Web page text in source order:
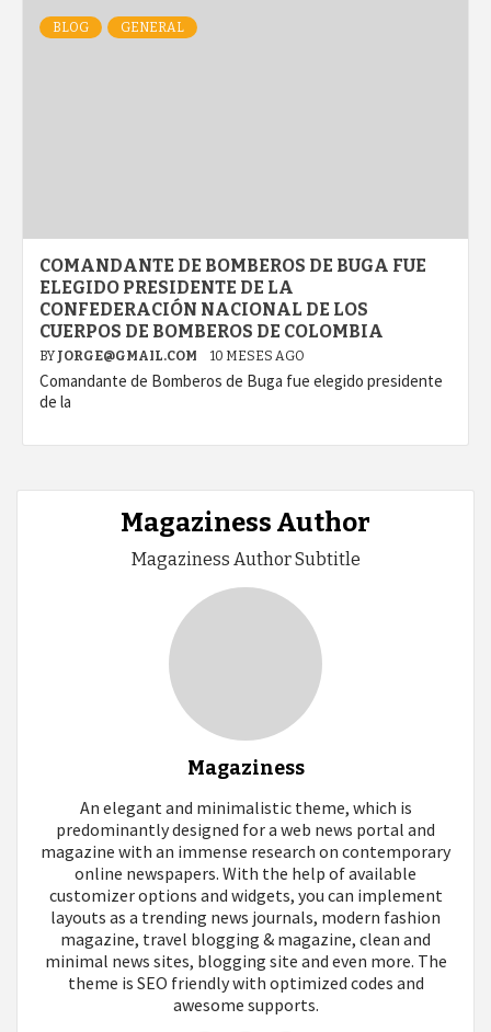
BLOG GENERAL
COMANDANTE DE BOMBEROS DE BUGA FUE
ELEGIDO PRESIDENTE DE LA
CONFEDERACIÓN NACIONAL DE LOS
CUERPOS DE BOMBEROS DE COLOMBIA
BY JORGE@GMAIL.COM 10 MESES AGO
Comandante de Bomberos de Buga fue elegido presidente
de la
Magaziness Author
Magaziness Author Subtitle
Magaziness
An elegant and minimalistic theme, which is
predominantly designed for a web news portal and
magazine with an immense research on contemporary
online newspapers. With the help of available
customizer options and widgets, you can implement
layouts as a trending news journals, modern fashion
magazine, travel blogging & magazine, clean and
minimal news sites, blogging site and even more. The
theme is SEO friendly with optimized codes and
awesome supports.